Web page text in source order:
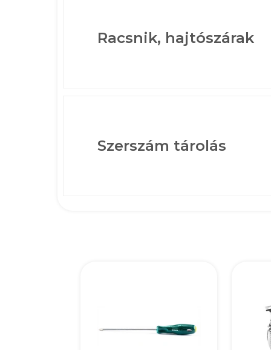
Racsnik, hajtószárak
Szerszám tárolás